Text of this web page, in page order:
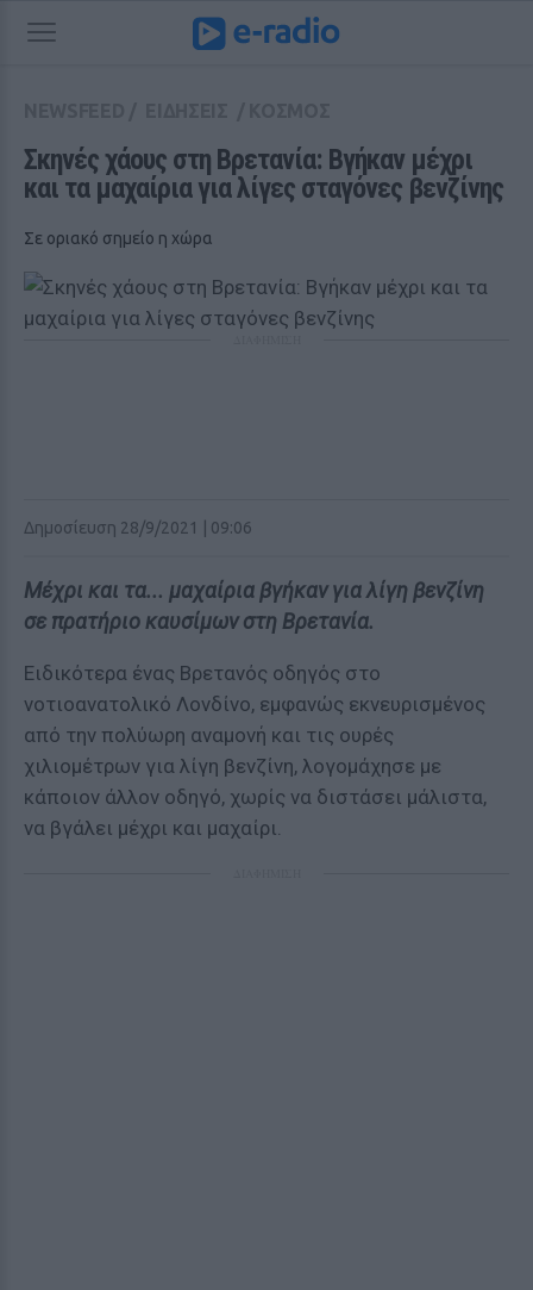
Σκηνές χάους στη Βρετανία: Βγήκαν μέχρι
και τα μαχαίρια για λίγες σταγόνες βενζίνης
Σε οριακό σημείο η χώρα
Δημοσίευση 28/9/2021 | 09:06
Μέχρι και τα... μαχαίρια βγήκαν για λίγη βενζίνη
σε πρατήριο καυσίμων στη Βρετανία.
Ειδικότερα ένας Βρετανός οδηγός στο
νοτιοανατολικό Λονδίνο, εμφανώς εκνευρισμένος
από την πολύωρη αναμονή και τις ουρές
χιλιομέτρων για λίγη βενζίνη, λογομάχησε με
κάποιον άλλον οδηγό, χωρίς να διστάσει μάλιστα,
να βγάλει μέχρι και μαχαίρι.